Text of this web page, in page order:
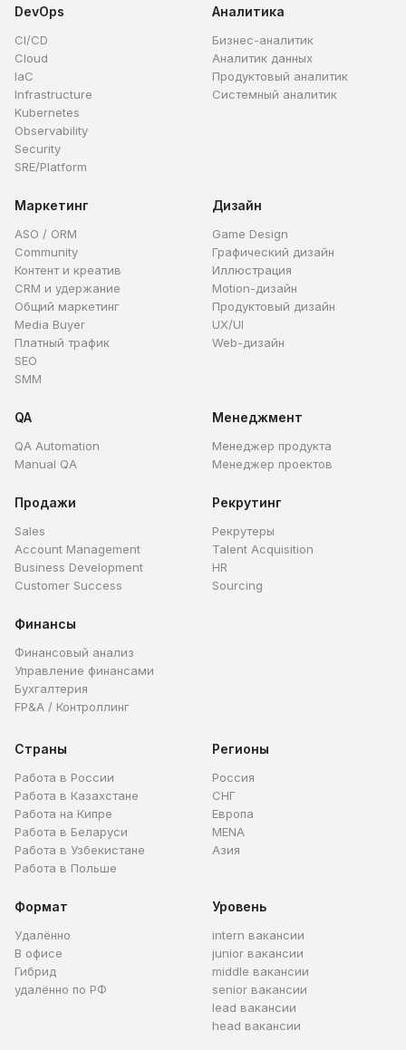
DevOps
CI/CD
Cloud
IaC
Infrastructure
Kubernetes
Observability
Security
SRE/Platform
Аналитика
Бизнес-аналитик
Аналитик данных
Продуктовый аналитик
Системный аналитик
Маркетинг
ASO / ORM
Community
Контент и креатив
CRM и удержание
Общий маркетинг
Media Buyer
Платный трафик
SEO
SMM
Дизайн
Game Design
Графический дизайн
Иллюстрация
Motion-дизайн
Продуктовый дизайн
UX/UI
Web-дизайн
QA
QA Automation
Manual QA
Менеджмент
Менеджер продукта
Менеджер проектов
Продажи
Sales
Account Management
Business Development
Customer Success
Рекрутинг
Рекрутеры
Talent Acquisition
HR
Sourcing
Финансы
Финансовый анализ
Управление финансами
Бухгалтерия
FP&A / Контроллинг
Страны
Работа в России
Работа в Казахстане
Работа на Кипре
Работа в Беларуси
Работа в Узбекистане
Работа в Польше
Регионы
Россия
СНГ
Европа
MENA
Азия
Формат
Удалённо
В офисе
Гибрид
удалённо по РФ
Уровень
intern вакансии
junior вакансии
middle вакансии
senior вакансии
lead вакансии
head вакансии